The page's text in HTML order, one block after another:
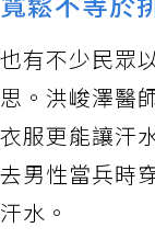
寬鬆不等於
也有不少民眾
思。洪峻澤醫
衣服更能讓汗
去男性當兵時
汗水。